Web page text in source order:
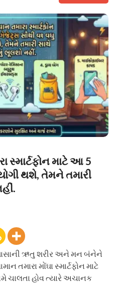
સ્માર્ટફોન માટે આ 5
થશે, તેમને તમારી
ઋતુ શરીર અને મન બંનેને
તમારા મોંઘા સ્માર્ટફોન માટે
ચાલતા હોવ ત્યારે અચાનક